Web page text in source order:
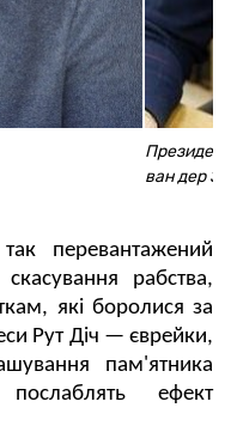
ван дер
перевантажений
рабства,
які боролися за
Рут Діч — єврейки,
пам'ятника
ефект